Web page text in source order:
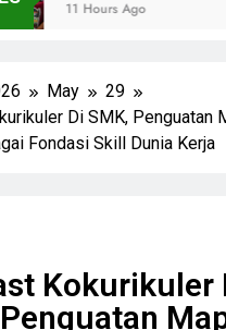
11 Hours Ago
May
29
Di SMK, Penguatan
Fondasi Skill Dunia Kerja
Kokurikuler